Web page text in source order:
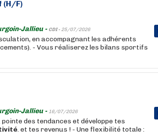
F)
Jallieu - CDI - 25/07/2026
en accompagnant les adhérents
- Vous réaliserez les bilans sportifs
Jallieu - 16/07/2026
des tendances et développe tes
. et tes revenus ! - Une flexibilité totale :